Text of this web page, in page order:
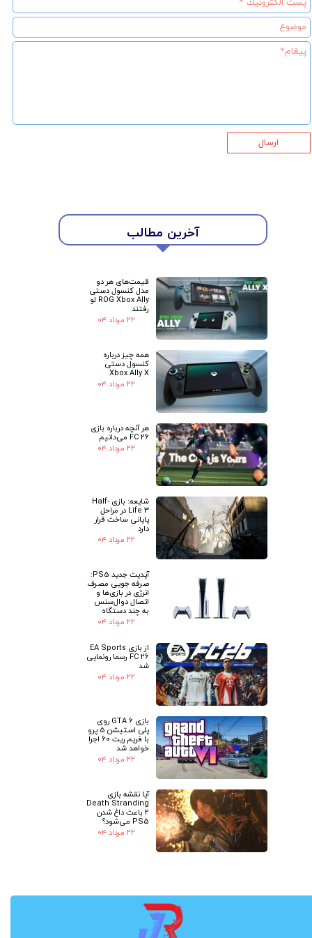
★
آخرین مطالب
قیمت‌های هر دو
مدل کنسول دستی
ROG Xbox Ally لو
رفتند
۲۲ مرداد ۰۴
همه چیز درباره
کنسول دستی
Xbox Ally X
۲۲ مرداد ۰۴
هر آنچه درباره بازی
FC 26 می‌دانیم
۲۲ مرداد ۰۴
شایعه: بازی Half-
Life 3 در مراحل
پایانی ساخت قرار
دارد
۲۲ مرداد ۰۴
آپدیت جدید PS5:
صرفه جویی مصرف
انرژی در بازی‌ها و
اتصال دوال‌سنس
به چند دستگاه
۲۲ مرداد ۰۴
از بازی EA Sports
FC 26 رسما رونمایی
شد
۲۲ مرداد ۰۴
بازی GTA 6 روی
پلی استیشن 5 پرو
با فریم ریت 60 اجرا
خواهد شد
۲۲ مرداد ۰۴
آیا نقشه بازی
Death Stranding
2 باعث داغ شدن
PS5 می‌شود؟
۲۲ مرداد ۰۴
ارسال